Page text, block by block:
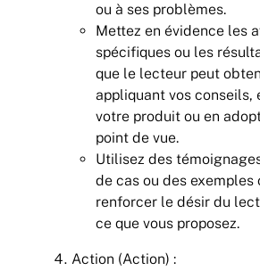
ou à ses problèmes.
Mettez en évidence les
spécifiques ou les
que le lecteur peut
appliquant vos conseils,
votre produit ou en
point de vue.
Utilisez des
de cas ou des exemples
renforcer le désir du
ce que vous proposez.
Action (Action) :